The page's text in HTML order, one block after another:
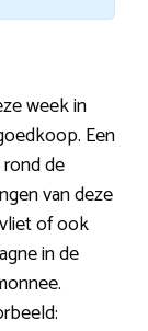
week in
Een
de
van deze
of ook
in de